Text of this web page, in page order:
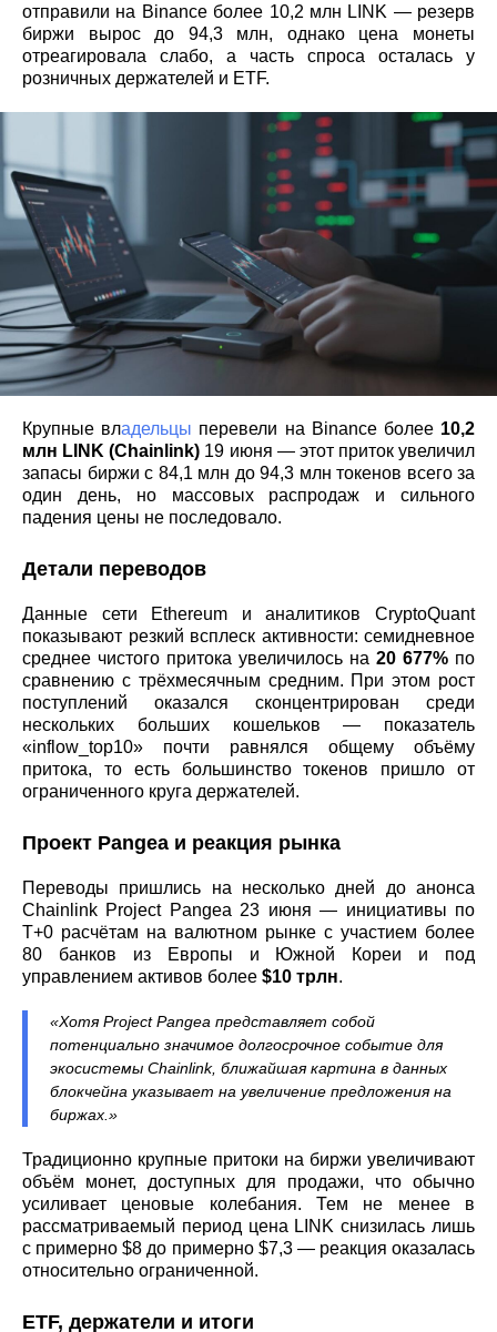
отправили на Binance более 10,2 млн LINK — резерв
биржи вырос до 94,3 млн, однако цена монеты
отреагировала слабо, а часть спроса осталась у
розничных держателей и ETF.
Крупные владельцы перевели на Binance более 10,2
млн LINK (Chainlink) 19 июня — этот приток увеличил
запасы биржи с 84,1 млн до 94,3 млн токенов всего за
один день, но массовых распродаж и сильного
падения цены не последовало.
Детали переводов
Данные сети Ethereum и аналитиков CryptoQuant
показывают резкий всплеск активности: семидневное
среднее чистого притока увеличилось на 20 677% по
сравнению с трёхмесячным средним. При этом рост
поступлений оказался сконцентрирован среди
нескольких больших кошельков — показатель
«inflow_top10» почти равнялся общему объёму
притока, то есть большинство токенов пришло от
ограниченного круга держателей.
Проект Pangea и реакция рынка
Переводы пришлись на несколько дней до анонса
Chainlink Project Pangea 23 июня — инициативы по
T+0 расчётам на валютном рынке с участием более
80 банков из Европы и Южной Кореи и под
управлением активов более $10 трлн.
«Хотя Project Pangea представляет собой
потенциально значимое долгосрочное событие для
экосистемы Chainlink, ближайшая картина в данных
блокчейна указывает на увеличение предложения на
биржах.»
Традиционно крупные притоки на биржи увеличивают
объём монет, доступных для продажи, что обычно
усиливает ценовые колебания. Тем не менее в
рассматриваемый период цена LINK снизилась лишь
с примерно $8 до примерно $7,3 — реакция оказалась
относительно ограниченной.
ETF, держатели и итоги